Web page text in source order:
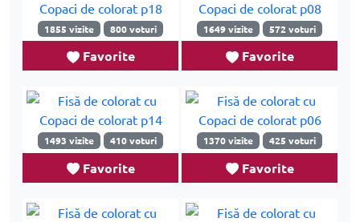
1855 vizite 800 voturi
Favorite
1649 vizite 572 voturi
Favorite
1493 vizite 410 voturi
Favorite
1370 vizite 425 voturi
Favorite